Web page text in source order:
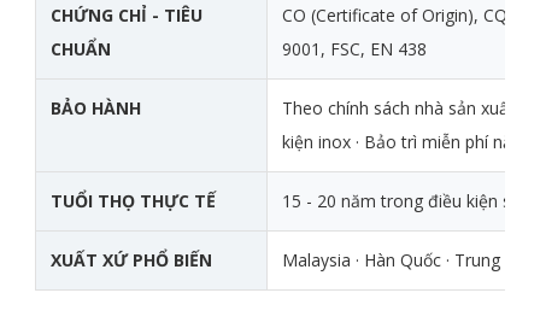
CHỨNG CHỈ - TIÊU
CHUẨN
CO (Certificate of Origin), CQ
9001, FSC, EN 438
BẢO HÀNH
Theo chính sách nhà sản xuất
kiện inox · Bảo trì miễn phí năm
TUỔI THỌ THỰC TẾ 15 - 20 năm trong điều kiện sử
XUẤT XỨ PHỔ BIẾN Malaysia · Hàn Quốc · Trung